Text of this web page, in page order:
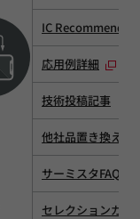
IC Recommend
応用例詳細
技術投稿記事
他社品置き換え
サーミスタFAQ
セレクションガイ